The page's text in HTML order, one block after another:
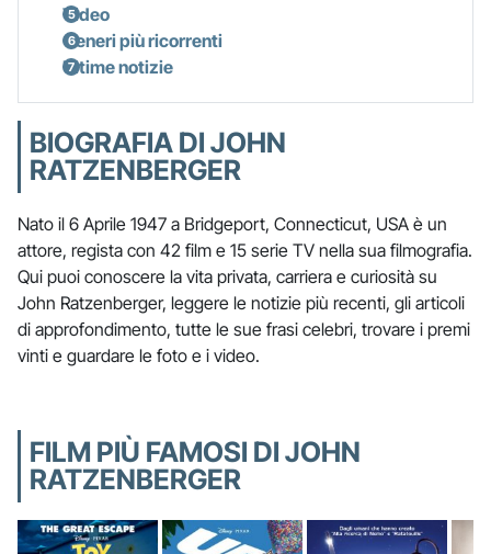
Video
Generi più ricorrenti
Ultime notizie
BIOGRAFIA DI JOHN
RATZENBERGER
Nato il 6 Aprile 1947 a Bridgeport, Connecticut, USA è un
attore, regista con 42 film e 15 serie TV nella sua filmografia.
Qui puoi conoscere la vita privata, carriera e curiosità su
John Ratzenberger, leggere le notizie più recenti, gli articoli
di approfondimento, tutte le sue frasi celebri, trovare i premi
vinti e guardare le foto e i video.
FILM PIÙ FAMOSI DI JOHN
RATZENBERGER